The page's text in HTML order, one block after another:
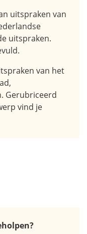
uitspraken van
uitspraken.
van het
Gerubriceerd
vind je